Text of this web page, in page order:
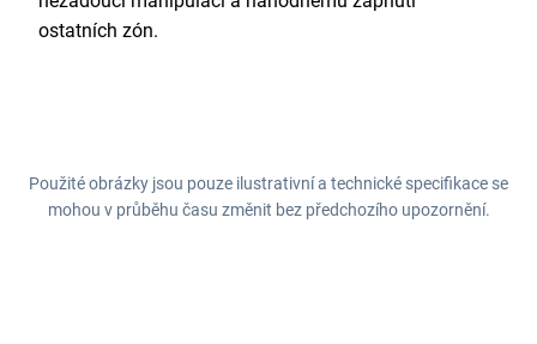
ostatních zón.
Použité obrázky jsou pouze ilustrativní a technické specifikace se
mohou v průběhu času změnit bez předchozího upozornění.